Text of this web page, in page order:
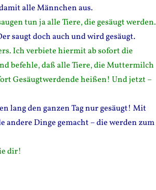
alle Männchen aus.
tun ja alle Tiere, die gesäugt werden.
saugt doch auch und wird gesäugt.
Ich verbiete hiermit ab sofort die
befehle, daß alle Tiere, die Muttermilch
Gesäugtwerdende heißen! Und jetzt –
lang den ganzen Tag nur gesäugt! Mit
andere Dinge gemacht – die werden zum
dir!